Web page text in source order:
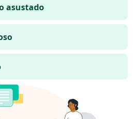
asustado